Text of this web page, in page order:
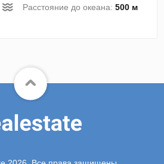
Расстояние до океана:500 м